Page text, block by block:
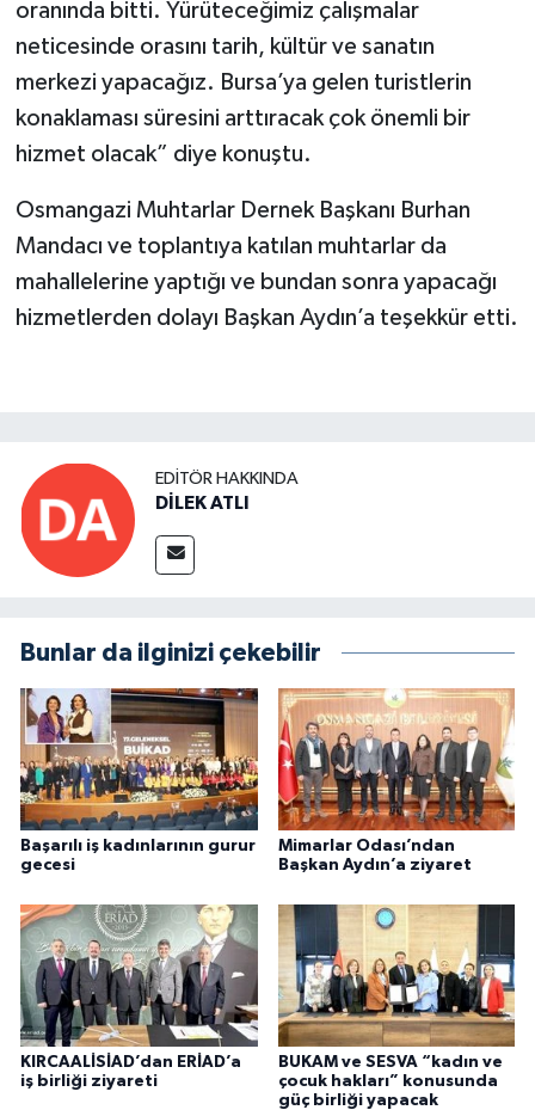
oranında bitti. Yürüteceğimiz çalışmalar
neticesinde orasını tarih, kültür ve sanatın
merkezi yapacağız. Bursa’ya gelen turistlerin
konaklaması süresini arttıracak çok önemli bir
hizmet olacak” diye konuştu.
Osmangazi Muhtarlar Dernek Başkanı Burhan
Mandacı ve toplantıya katılan muhtarlar da
mahallelerine yaptığı ve bundan sonra yapacağı
hizmetlerden dolayı Başkan Aydın’a teşekkür etti.
EDITÖR HAKKINDA
DİLEK ATLI
Bunlar da ilginizi çekebilir
Başarılı iş kadınlarının gurur
gecesi
Mimarlar Odası’ndan
Başkan Aydın’a ziyaret
KIRCAALİSİAD’dan ERİAD’a
iş birliği ziyareti
BUKAM ve SESVA “kadın ve
çocuk hakları” konusunda
güç birliği yapacak